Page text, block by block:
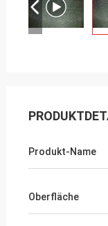
Produkt-Name
Oberfläche